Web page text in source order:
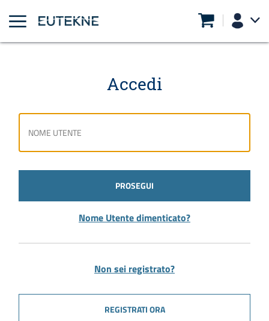
Accedi
PROSEGUI
Nome Utente dimenticato?
Non sei registrato?
REGISTRATI ORA